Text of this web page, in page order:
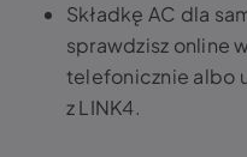
Składkę AC dla
sprawdzisz online
telefonicznie albo
z LINK4.